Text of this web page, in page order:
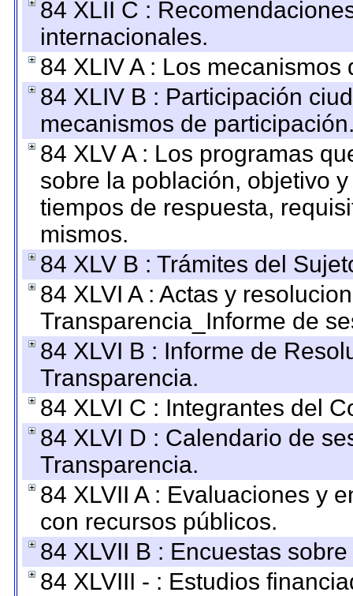
84 XLII C :
internacionales.
84 XLIV A : Los
84 XLIV B : Participación
mecanismos de
84 XLV A : Los programas
sobre la población, objetivo
tiempos de respuesta,
mismos.
84 XLV B : Trámites del
84 XLVI A : Actas y
Transparencia_Informe de
84 XLVI B : Informe de
Transparencia.
84 XLVI C : Integrantes del
84 XLVI D : Calendario de
Transparencia.
84 XLVII A : Evaluaciones y
con recursos públicos.
84 XLVII B : Encuestas
84 XLVIII - : Estudios